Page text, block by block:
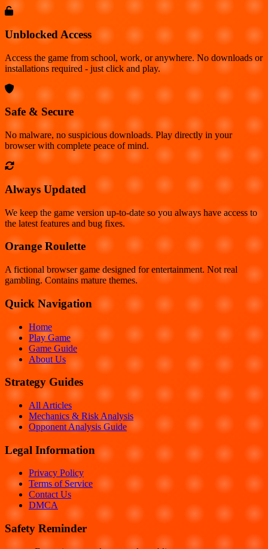
Unblocked Access
Access the game from school, work, or anywhere. No downloads or
installations required - just click and play.
Safe & Secure
No malware, no suspicious downloads. Play directly in your
browser with complete peace of mind.
Always Updated
We keep the game version up-to-date so you always have access to
the latest features and bug fixes.
Orange Roulette
A fictional browser game designed for entertainment. Not real
gambling. Contains mature themes.
Quick Navigation
Home
Play Game
Game Guide
About Us
Strategy Guides
All Articles
Mechanics & Risk Analysis
Opponent Analysis Guide
Legal Information
Privacy Policy
Terms of Service
Contact Us
DMCA
Safety Reminder